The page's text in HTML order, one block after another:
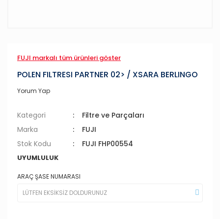
FUJI markalı tüm ürünleri göster
POLEN FILTRESI PARTNER 02> / XSARA BERLINGO
Yorum Yap
Kategori
Filtre ve Parçaları
Marka
FUJI
Stok Kodu
FUJI FHP00554
UYUMLULUK
ARAÇ ŞASE NUMARASI